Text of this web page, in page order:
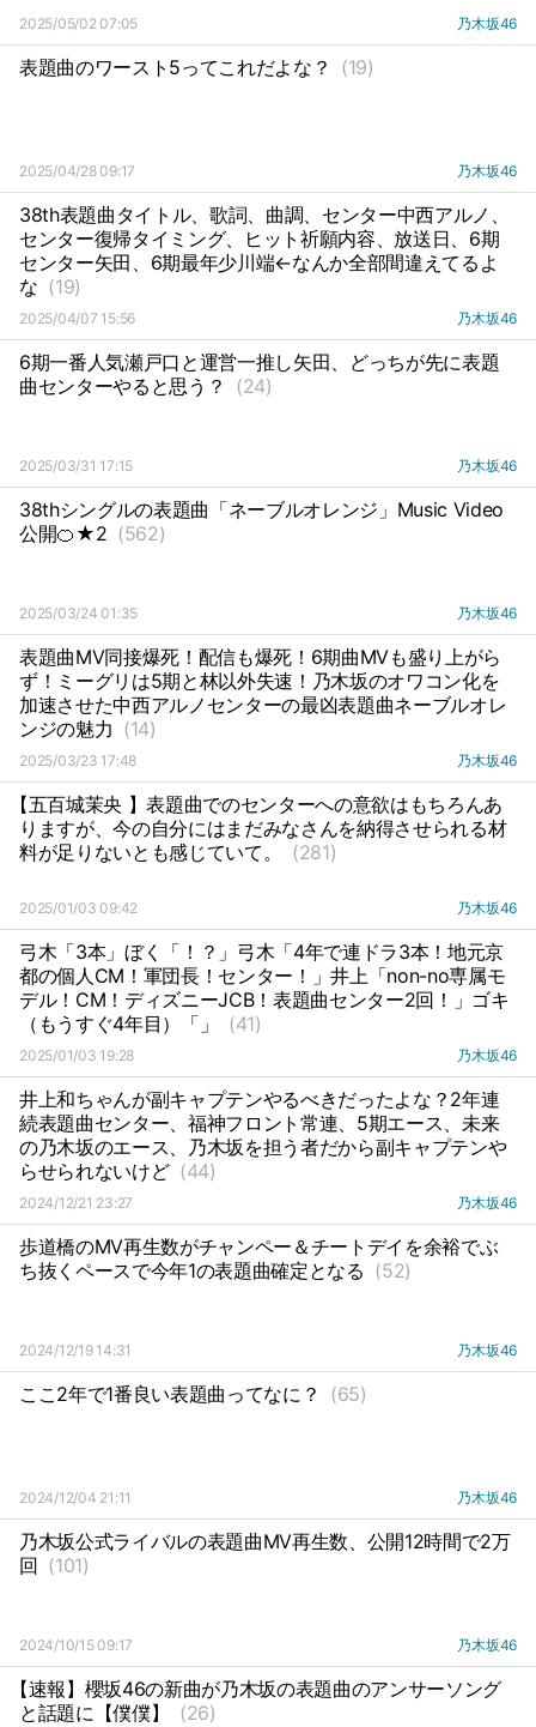
2025/05/02 07:05 乃木坂46
表題曲のワースト5ってこれだよな？ (19)
2025/04/28 09:17 乃木坂46
38th表題曲タイトル、歌詞、曲調、センター中西アルノ、
センター復帰タイミング、ヒット祈願内容、放送日、6期
センター矢田、6期最年少川端←なんか全部間違えてるよ
な (19)
2025/04/07 15:56 乃木坂46
6期一番人気瀬戸口と運営一推し矢田、どっちが先に表題
曲センターやると思う？
(24)
2025/03/31 17:15 乃木坂46
38thシングルの表題曲「ネーブルオレンジ」Music Video
公開🍊★2 (562)
2025/03/24 01:35 乃木坂46
表題曲MV同接爆死！配信も爆死！6期曲MVも盛り上がら
ず！ミーグリは5期と林以外失速！乃木坂のオワコン化を
加速させた中西アルノセンターの最凶表題曲ネーブルオレ
ンジの魅力 (14)
2025/03/23 17:48 乃木坂46
【五百城茉央 】表題曲でのセンターへの意欲はもちろんあ
りますが、今の自分にはまだみなさんを納得させられる材
料が足りないとも感じていて。
(281)
2025/01/03 09:42 乃木坂46
弓木「3本」ぼく「！？」弓木「4年で連ドラ3本！地元京
都の個人CM！軍団長！センター！」井上「non-no専属モ
デル！CM！ディズニーJCB！表題曲センター2回！」ゴキ
（もうすぐ4年目）「」
(41)
2025/01/03 19:28 乃木坂46
井上和ちゃんが副キャプテンやるべきだったよな？2年連
続表題曲センター、福神フロント常連、5期エース、未来
の乃木坂のエース、乃木坂を担う者だから副キャプテンや
らせられないけど (44)
2024/12/21 23:27 乃木坂46
歩道橋のMV再生数がチャンペー＆チートデイを余裕でぶ
ち抜くペースで今年1の表題曲確定となる (52)
2024/12/19 14:31 乃木坂46
ここ2年で1番良い表題曲ってなに？ (65)
2024/12/04 21:11 乃木坂46
乃木坂公式ライバルの表題曲MV再生数、公開12時間で2万
回 (101)
2024/10/15 09:17 乃木坂46
【速報】櫻坂46の新曲が乃木坂の表題曲のアンサーソング
と話題に【僕僕】
(26)